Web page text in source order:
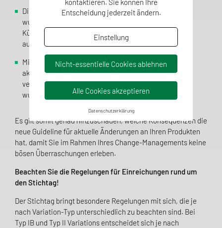
Die bisher vorliegenden „Article 5 recommendations“
wurden in die Classification Guideline integriert.
Künftig soll die Guideline (mind.) jährlich in Hinblick
auf diese aktualisiert werden.
Mit Einreichung nach neuer Guideline ist das
aktualisierte elektronische Antragsformular (eAF) zu
verwenden, welches bereits als Testversion publiziert
wurde.
Es gilt somit genau hinzuschauen, welche Konsequenzen die
neue Guideline für aktuelle Änderungen an Ihren Produkten
hat, damit Sie im Rahmen Ihres Change-Managements keine
bösen Überraschungen erleben.
Beachten Sie die Regelungen für Einreichungen rund um
den Stichtag!
Der Stichtag bringt besondere Regelungen mit sich, die je
nach Variation-Typ unterschiedlich zu beachten sind. Bei
Typ IB und Typ II Variations entscheidet sich je nach
kontaktieren. Sie können Ihre
Entscheidung jederzeit ändern.
Einstellung
Nicht-essentielle Cookies ablehnen
Alle Cookies akzeptieren
Datenschutzerklärung